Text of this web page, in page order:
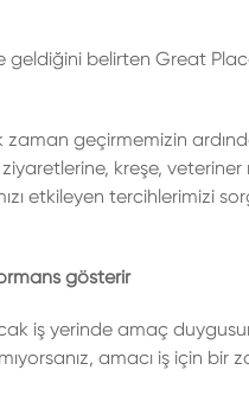
belirten Great
geçirmemizin
kreşe, veteriner
etkileyen tercihlerimizi
gösterir
iş yerinde amaç
amacı iş için bir